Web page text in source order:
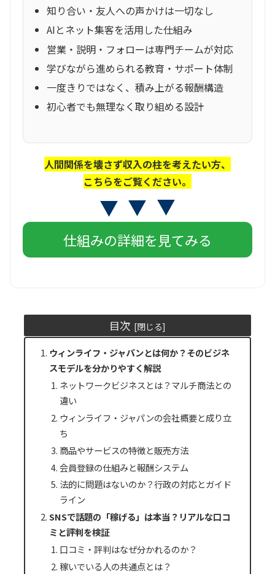
知り合い・友人への声かけは一切なし
AIとネット集客を活用した仕組み
営業・説明・フォローは専門チームが対応
学びながら進められる教育・サポート体制
一度きりではなく、積み上がる報酬構造
初心者でも無理なく取り組める設計
人間関係を壊さず収入の柱を考えたい方、
こちらをご覧ください。
仕組みの詳細を見てみる
目次
ウィンライフ・ジャパンとは何か？そのビジネ
スモデルを分かりやすく解説
ネットワークビジネスとは？マルチ商法との
違い
ウィンライフ・ジャパンの会社概要と成り立
ち
商品やサービスの特徴と販売方法
会員登録の仕組みと報酬システム
法的に問題はないのか？行政の対応とガイド
ライン
SNSで話題の「稼げる」は本当？リアルな口コ
ミと評判を検証
口コミ・評判はなぜ分かれるのか？
稼いでいる人の共通点とは？